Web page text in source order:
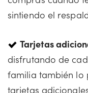
sintiendo el
Tarjetas
disfrutando de
familia también lo
tarjetas